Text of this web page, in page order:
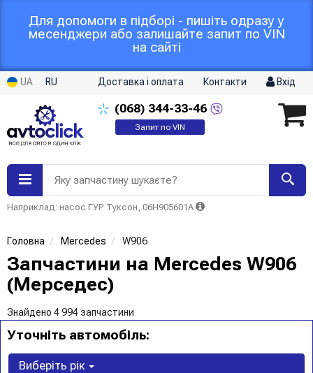
Для допомоги в підборі - пишіть одразу у
месенджери або залишайте запит по VIN
на сайті
UA RU Доставка і оплата Контакти Вхід
(068) 344-33-46
Запит по VIN
Яку запчастину шукаєте?
Наприклад: насос ГУР Туксон, 06H905601A
Головна Mercedes W906
Запчастини на Mercedes W906
(Мерседес)
Знайдено 4 994 запчастини
Уточніть автомобіль:
Виберіть рік